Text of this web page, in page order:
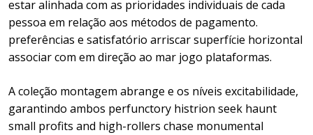
estar alinhada com as prioridades individuais de cada
pessoa em relação aos métodos de pagamento.
preferências e satisfatório arriscar superfície horizontal
associar com em direção ao mar jogo plataformas.
A coleção montagem abrange e os níveis excitabilidade,
garantindo ambos perfunctory histrion seek haunt
small profits and high-rollers chase monumental